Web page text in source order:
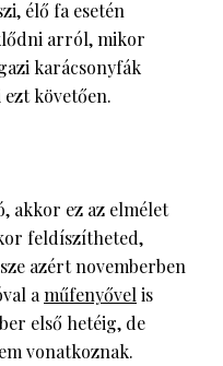
élő fa esetén
arról, mikor
karácsonyfák
követően.
akkor ez az elmélet
feldíszítheted,
azért novemberben
aműfenyővelis
első hetéig, de
vonatkoznak.